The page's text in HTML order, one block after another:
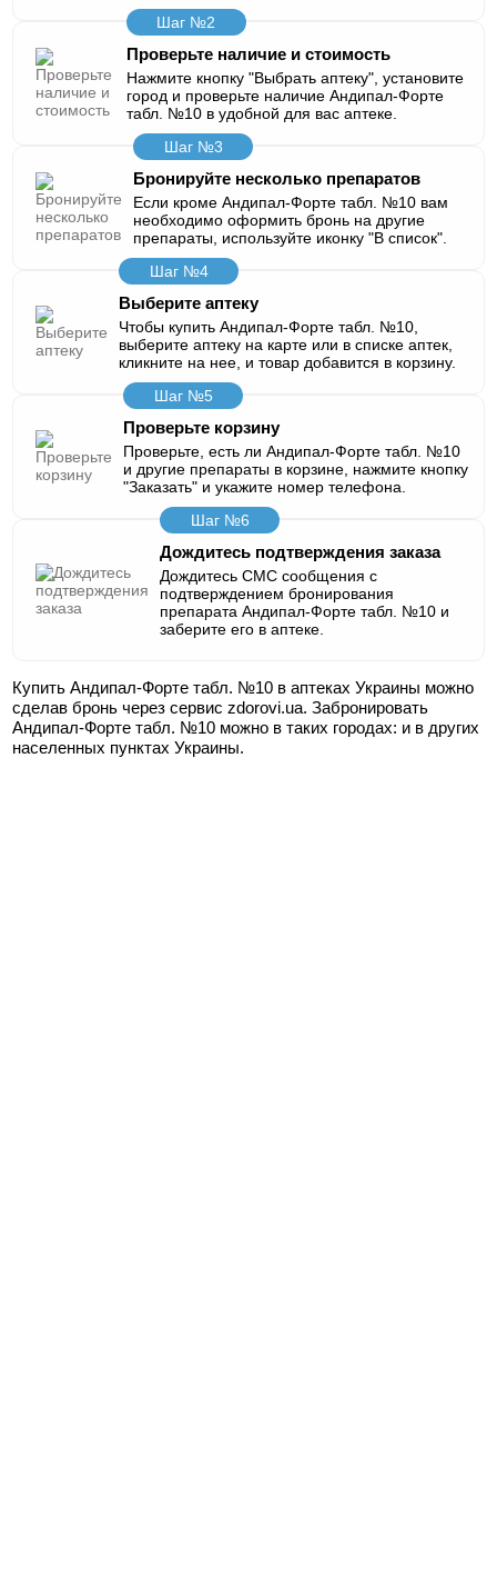
Шаг №2
Проверьте наличие и стоимость
Нажмите кнопку "Выбрать аптеку", установите
город и проверьте наличие Андипал-Форте
табл. №10 в удобной для вас аптеке.
Шаг №3
Бронируйте несколько препаратов
Если кроме Андипал-Форте табл. №10 вам
необходимо оформить бронь на другие
препараты, используйте иконку "В список".
Шаг №4
Выберите аптеку
Чтобы купить Андипал-Форте табл. №10,
выберите аптеку на карте или в списке аптек,
кликните на нее, и товар добавится в корзину.
Шаг №5
Проверьте корзину
Проверьте, есть ли Андипал-Форте табл. №10
и другие препараты в корзине, нажмите кнопку
"Заказать" и укажите номер телефона.
Шаг №6
Дождитесь подтверждения заказа
Дождитесь СМС сообщения с
подтверждением бронирования
препарата Андипал-Форте табл. №10 и
заберите его в аптеке.
Купить Андипал-Форте табл. №10 в аптеках Украины можно
сделав бронь через сервис zdorovi.ua. Забронировать
Андипал-Форте табл. №10 можно в таких городах: и в других
населенных пунктах Украины.